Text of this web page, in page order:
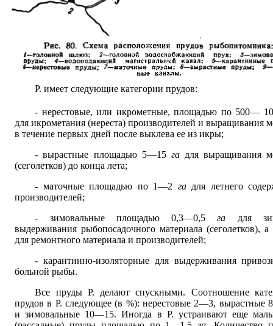
Р. имеет следующие категории прудов:
- нерестовые, или икрометные, площадью по 500—
для икрометания (нереста) производителей и выращивания
в течение первых дней после выклева ее из икры;
- вырастные площадью 5—15 га для выращивания
(сеголетков) до конца лета;
- маточные площадью по 1—2 га для летнего
производителей;
- зимовальные площадью 0,3—0,5га
для
выдерживания рыбопосадочного материала (сеголетков), а
для ремонтного материала и производителей;
- карантинно-изоляторные для выдерживания
больной рыбы.
Все пруды Р. делают спускными. Соотношение
прудов в Р. следующее (в %): нерестовые 2—3, вырастные
и зимовальные 10—15. Иногда в Р. устраивают еще